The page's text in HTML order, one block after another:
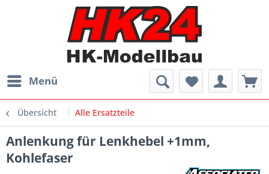
Menü
Übersicht Alle Ersatzteile
Anlenkung für Lenkhebel +1mm,
Kohlefaser